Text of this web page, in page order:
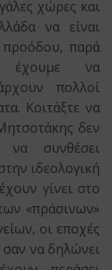
χώρες και
να είναι
προόδου, παρά
έχουμε να
πολλοί
Κοιτάξτε να
δεν
να συνθέσει
ιδεολογική
γίνει στο
«πράσινων»
οι εποχές
να δηλώνει